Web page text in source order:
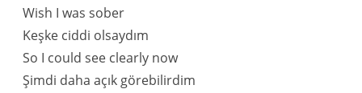
Wish I was sober
Keşke ciddi olsaydım
So I could see clearly now
Şimdi daha açık görebilirdim